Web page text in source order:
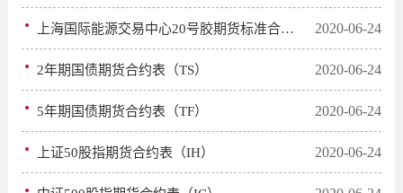
上海国际能源交易中心20号胶期货标准合约（NR） 2020-06-24
2年期国债期货合约表（TS） 2020-06-24
5年期国债期货合约表（TF） 2020-06-24
上证50股指期货合约表（IH） 2020-06-24